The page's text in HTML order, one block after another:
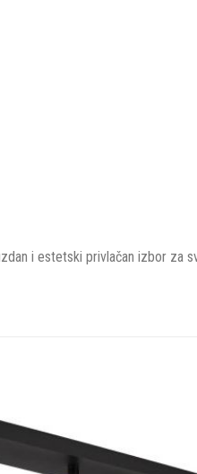
i estetski privlačan izbor za